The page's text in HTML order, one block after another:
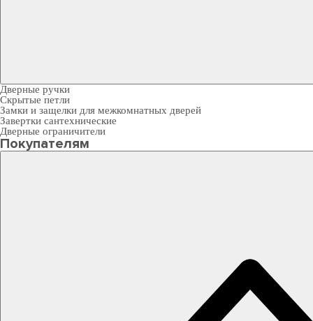
Дверные ручки
Скрытые петли
Замки и защелки для межкомнатных дверей
Завертки сантехнические
Дверные ограничители
Покупателям